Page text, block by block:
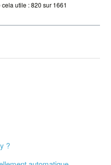
utile : 820 sur 1661
?